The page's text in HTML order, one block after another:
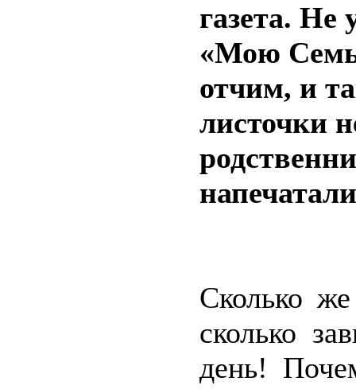
газета. Не
«Мою
отчим, и
листочки
Сколько
сколько
день!